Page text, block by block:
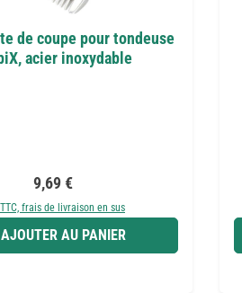
de coupe pour tondeuse
acier inoxydable
Prix régulier :
9,69 €
frais de livraison en sus
AJOUTER AU PANIER